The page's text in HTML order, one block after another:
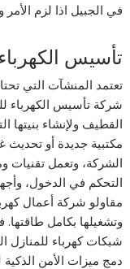
في الجبيل اذا لزم
تأسيس
تعتمد المنشآت التي
شركة تأسيس الكهرباء
القطيف ولإنشاء بنيتها
مكتبية جديدة أو تحديث
الشركة، وتعمل تقنيات
التحكم في الدخول،
مقاولو شركة أعمال
وتشغيلها بكامل
شبكات كهرباء للمنازل
دمج ميزات الأمن الذكية